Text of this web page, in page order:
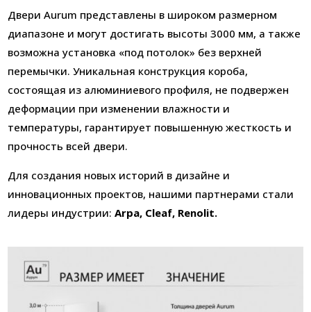
Двери Aurum представлены в широком размерном
диапазоне и могут достигать высоты 3000 мм, а также
возможна установка «под потолок» без верхней
перемычки. Уникальная конструкция короба,
состоящая из алюминиевого профиля, не подвержен
деформации при изменении влажности и
температуры, гарантирует повышенную жесткость и
прочность всей двери.
Для создания новых историй в дизайне и
инновационных проектов, нашими партнерами стали
лидеры индустрии: Arpa, Cleaf, Renolit.